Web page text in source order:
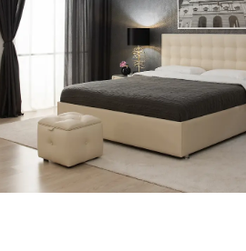
40 500
10 500₽ 17 500
35 200₽ 58 667₽